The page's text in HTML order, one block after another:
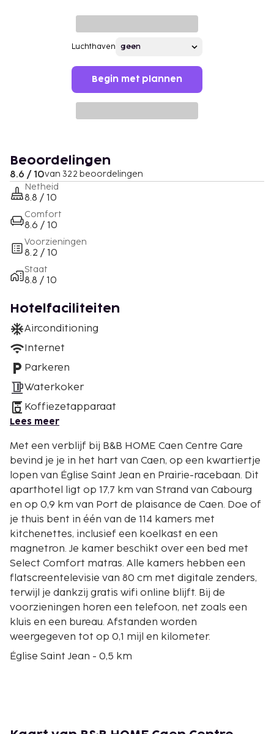
Luchthaven
Begin met plannen
Beoordelingen
8.6 / 10van 322 beoordelingen
Netheid
8.8 / 10
Comfort
8.6 / 10
Voorzieningen
8.2 / 10
Staat
8.8 / 10
Hotelfaciliteiten
Airconditioning
Internet
Parkeren
Waterkoker
Koffiezetapparaat
Lees meer
Met een verblijf bij B&B HOME Caen Centre Gare
bevind je je in het hart van Caen, op een kwartiertje
lopen van Église Saint Jean en Prairie-racebaan. Dit
aparthotel ligt op 17,7 km van Strand van Cabourg
en op 0,9 km van Port de plaisance de Caen. Doe of
je thuis bent in één van de 114 kamers met
kitchenettes, inclusief een koelkast en een
magnetron. Je kamer beschikt over een bed met
Select Comfort matras. Alle kamers hebben een
flatscreentelevisie van 80 cm met digitale zenders,
terwijl je dankzij gratis wifi online blijft. Bij de
voorzieningen horen een telefoon, net zoals een
kluis en een bureau. Afstanden worden
weergegeven tot op 0,1 mijl en kilometer.
Église Saint Jean - 0,5 km
Musée des Beaux-Arts de Caen - 1,4 km